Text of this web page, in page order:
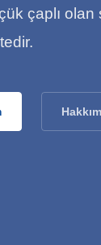
çaplı olan